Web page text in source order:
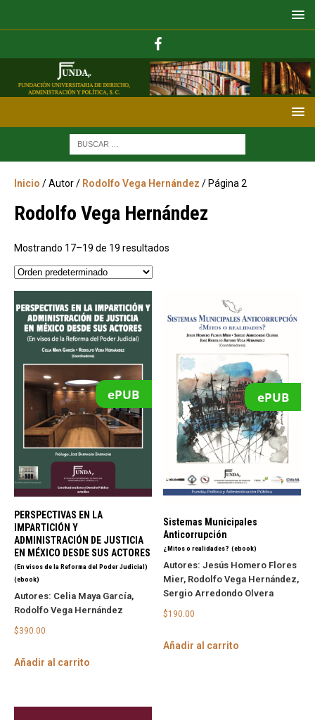
Inicio / Autor / Rodolfo Vega Hernández / Página 2
Rodolfo Vega Hernández
Mostrando 17–19 de 19 resultados
ePUB
PERSPECTIVAS EN LA
IMPARTICIÓN Y
ADMINISTRACIÓN DE JUSTICIA
EN MÉXICO DESDE SUS ACTORES
(En visos de la Reforma del Poder Judicial)
(ebook)
Autores: Celia Maya García,
Rodolfo Vega Hernández
$390.00
Añadir al carrito
ePUB
Sistemas Municipales
Anticorrupción
¿Mitos o realidades? (ebook)
Autores: Jesús Homero Flores
Mier, Rodolfo Vega Hernández,
Sergio Arredondo Olvera
$190.00
Añadir al carrito